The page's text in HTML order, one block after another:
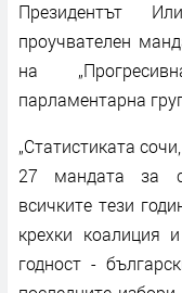
Президентът
проучвателен
на
парламентарна
„Статистиката
27 мандата за
всичките тези
крехки коалиция
годност -